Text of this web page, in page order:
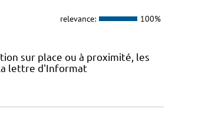
relevance: 100%
sur place ou à proximité, les
lettre d'Informat